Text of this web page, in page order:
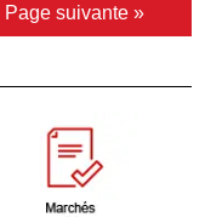
Page suivante »